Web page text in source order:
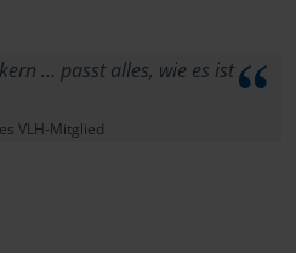
… passt alles, wie es ist
VLH-Mitglied